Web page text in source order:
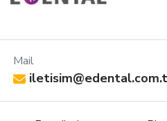
Mail